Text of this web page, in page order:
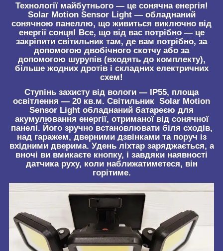
Технології майбутнього — це сонячна енергія!
Solar Motion Sensor Light — обладнаний
сонячною панеллю, що живиться виключно від
енергії сонця! Все, що від вас потрібно — це
закріпити світильник там, де вам потрібно, за
допомогою двобічного скотчу або за
допомогою шурупів (входять до комплекту),
більше жодних дротів і складних електричних
схем!
Ступінь захисту від вологи — IP55, площа
освітлення — 20 кв.м. Світильник Solar Motion
Sensor Light обладнаний батареєю для
акумулювання енергії, отриманої від сонячної
панелі. Його зручно встановлювати біля сходів,
над гаражем, дверними дзвінками та поруч із
вхідними дверима. Удень ліхтар заряджається, а
вночі ви вмикаєте кнопку, і завдяки наявності
датчика руху, коли наближатиметеся, він
горітиме.